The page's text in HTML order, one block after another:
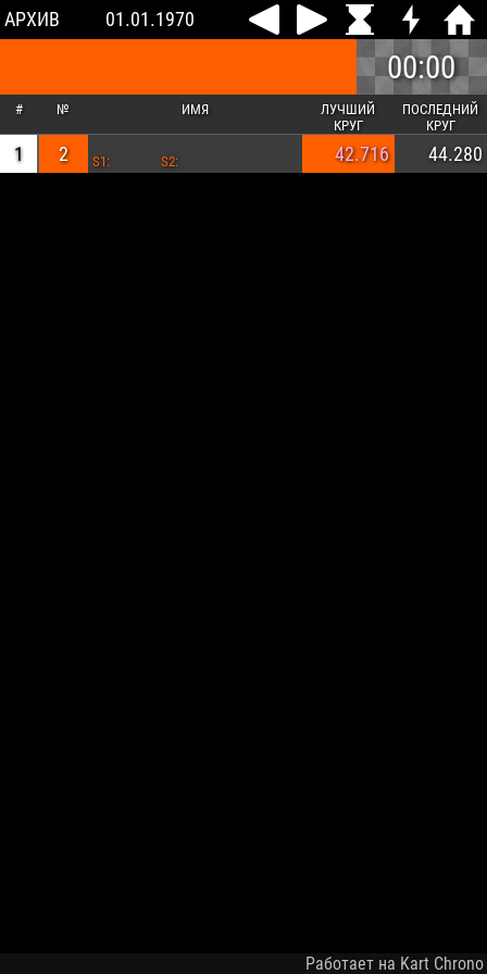
АРХИВ 01.01.1970
00:00
# № ИМЯ
ЛУЧШИЙ
КРУГ
ПОСЛЕДНИЙ
КРУГ
1 2 S1: S2: 42.716 44.280
Работает на Kart Chrono